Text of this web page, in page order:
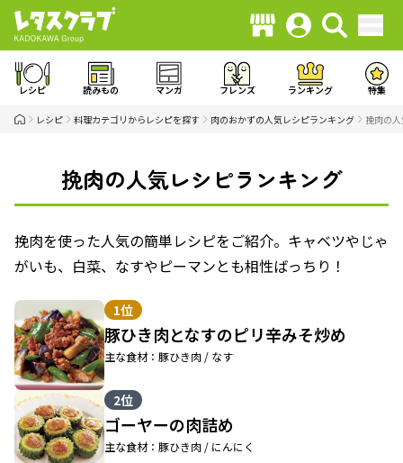
レシピ 読みもの マンガ フレンズ ランキング 特集
レシピ 料理カテゴリからレシピを探す 肉のおかずの人気レシピランキング 挽肉の
挽肉の人気レシピランキング
挽肉を使った人気の簡単レシピをご紹介。キャベツやじゃ
がいも、白菜、なすやピーマンとも相性ばっちり！
1位
豚ひき肉となすのピリ辛みそ炒め
主な食材：豚ひき肉 / なす
2位
ゴーヤーの肉詰め
主な食材：豚ひき肉 / にんにく